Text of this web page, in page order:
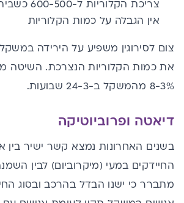
צריכת
אין הגבלה על כמות הקלוריות
צום לסירוגין משפיע על הירידה
את כמות הקלוריות הנצרכת. השיטה
8-3% מהמשקל ב-24-3 שבועות.
דיאטה ופרוביוטיקה
בשנים האחרונות נמצא קשר ישיר בין
החיידקים במעי (מיקרוביום) לבין
מתברר כי ישנו הבדל בהרכב ובסוג